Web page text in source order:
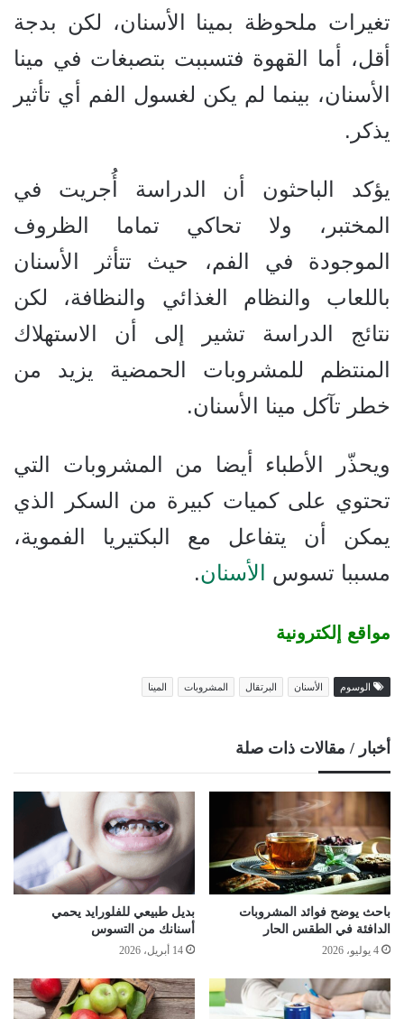
تغيرات ملحوظة بمينا الأسنان، لكن بدجة
أقل، أما القهوة فتسببت بتصبغات في مينا
الأسنان، بينما لم يكن لغسول الفم أي تأثير
يذكر.
يؤكد الباحثون أن الدراسة أُجريت في
المختبر، ولا تحاكي تماما الظروف
الموجودة في الفم، حيث تتأثر الأسنان
باللعاب والنظام الغذائي والنظافة، لكن
نتائج الدراسة تشير إلى أن الاستهلاك
المنتظم للمشروبات الحمضية يزيد من
خطر تآكل مينا الأسنان.
ويحذّر الأطباء أيضا من المشروبات التي
تحتوي على كميات كبيرة من السكر الذي
يمكن أن يتفاعل مع البكتيريا الفموية،
مسببا تسوس
الأسنان.
مواقع إلكترونية
الوسوم الأسنان البرتقال المشروبات المينا
أخبار / مقالات ذات صلة
باحث يوضح فوائد المشروبات
الدافئة في الطقس الحار
4 يوليو، 2026
بديل طبيعي للفلورايد يحمي
أسنانك من التسوس
14 أبريل، 2026